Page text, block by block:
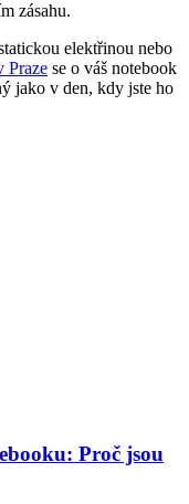
zásahu.
elektřinou nebo
Praze se o váš notebook
jako v den, kdy jste ho
Proč jsou